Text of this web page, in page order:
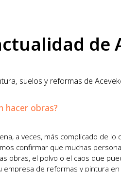
de
suelos y reformas de
hacer obras?
a veces, más complicado de lo
confirmar que muchas
obras, el polvo o el caos que
empresa de reformas y pintura en